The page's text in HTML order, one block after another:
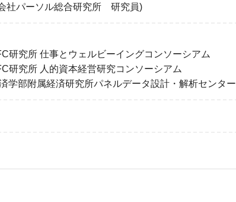
社パーソル総合研究所 研究員)
研究所 仕事とウェルビーイングコンソーシアム
研究所 人的資本経営研究コンソーシアム
学部附属経済研究所パネルデータ設計・解析センター